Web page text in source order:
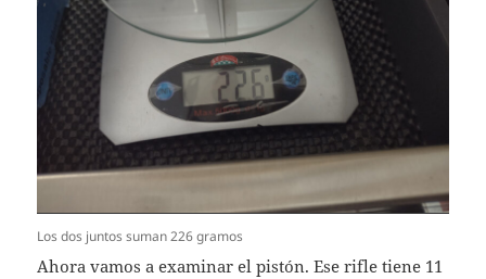
Los dos juntos suman 226 gramos
Ahora vamos a examinar el pistón. Ese rifle tiene 11